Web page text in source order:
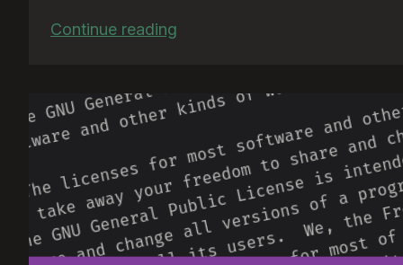
Continue reading
i
Otwartego
Oprogramowania